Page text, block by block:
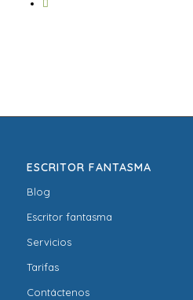
ESCRITOR FANTASMA
Blog
Escritor fantasma
Servicios
Tarifas
Contáctenos